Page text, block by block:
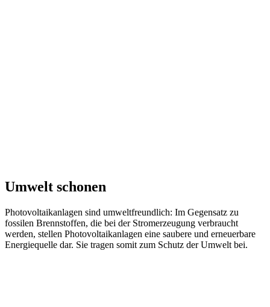
Umwelt schonen
Photovoltaikanlagen sind umweltfreundlich: Im Gegensatz zu
fossilen Brennstoffen, die bei der Stromerzeugung verbraucht
werden, stellen Photovoltaikanlagen eine saubere und erneuerbare
Energiequelle dar. Sie tragen somit zum Schutz der Umwelt bei.